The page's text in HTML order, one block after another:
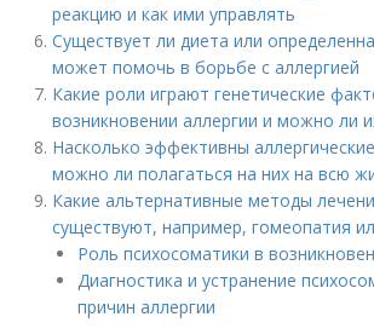
реакцию и как ими управлять
Существует ли диета или
может помочь в борьбе с аллергией
Какие роли играют генетические
возникновении аллергии и можно ли
Насколько эффективны
можно ли полагаться на них на всю
Какие альтернативные методы
существуют, например, гомеопатия
Роль психосоматики в
Диагностика и устранение
причин аллергии